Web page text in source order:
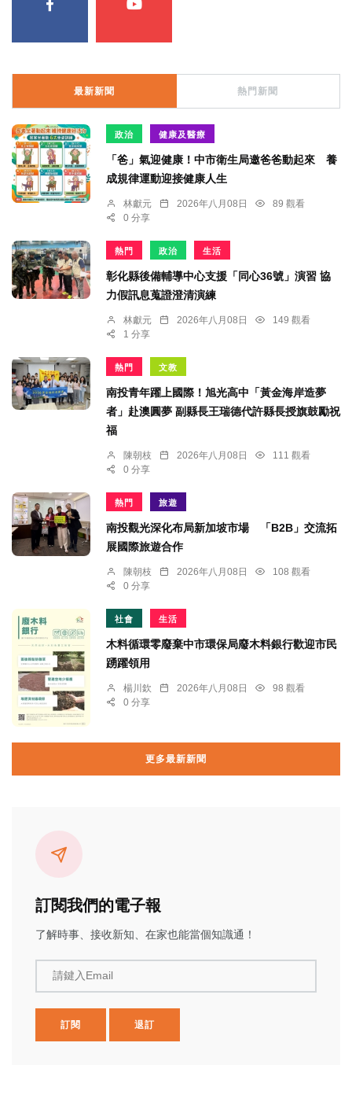
最新新聞 熱門新聞
政治 健康及醫療
「爸」氣迎健康！中市衛生局邀爸爸動起來 養
成規律運動迎接健康人生
林獻元 2026年八月08日
89 觀看
0 分享
熱門 政治 生活
彰化縣後備輔導中心支援「同心36號」演習 協
力假訊息蒐證澄清演練
林獻元 2026年八月08日
149 觀看
1 分享
熱門 文教
南投青年躍上國際！旭光高中「黃金海岸造夢
者」赴澳圓夢 副縣長王瑞德代許縣長授旗鼓勵祝
福
陳朝枝 2026年八月08日
111 觀看
0 分享
熱門 旅遊
南投觀光深化布局新加坡市場 「B2B」交流拓
展國際旅遊合作
陳朝枝 2026年八月08日
108 觀看
0 分享
社會 生活
木料循環零廢棄中市環保局廢木料銀行歡迎市民
踴躍領用
楊川欽 2026年八月08日
98 觀看
0 分享
更多最新新聞
訂閱我們的電子報
了解時事、接收新知、在家也能當個知識通！
請鍵入Email
訂閱 退訂